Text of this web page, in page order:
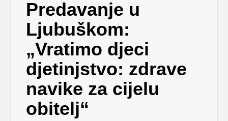
Predavanje u
Ljubuškom:
„Vratimo djeci
djetinjstvo: zdrave
navike za cijelu
obitelj“